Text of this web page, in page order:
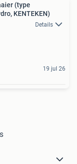
(type
KENTEKEN)
Details
19 jul 26